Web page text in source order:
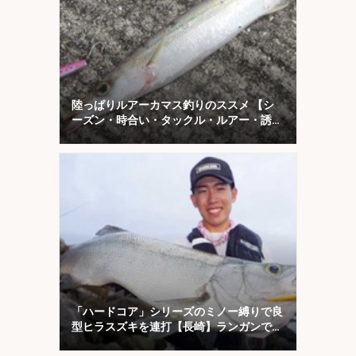
陸っぱりルアーカマス釣りのススメ 【シ
ーズン・時合い・タックル・ルアー・誘い
方を解説】
「ハードコア」シリーズのミノー縛りで良
型ヒラスズキを連打【長崎】ランガンでサ
ラシを攻略！